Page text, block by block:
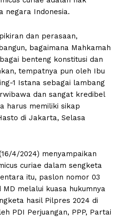
negara Indonesia.
dan perasaan,
bagaimana Mahkamah
benteng konstitusi dan
tempatnya pun oleh Ibu
1 Istana sebagai lambang
dan sangat kredibel
harus memiliki sikap
di Jakarta, Selasa
4/2024) menyampaikan
curiae dalam sengketa
itu, paslon nomor 03
melalui kuasa hukumnya
hasil Pilpres 2024 di
PDI Perjuangan, PPP, Partai